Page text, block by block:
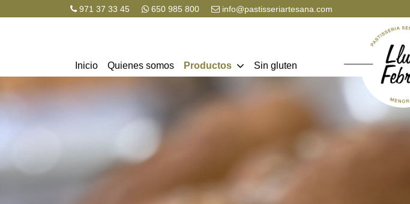
971 37 33 45 650 985 800 info@pastisseriartesana.com
Inicio Quienes somos Productos Sin gluten